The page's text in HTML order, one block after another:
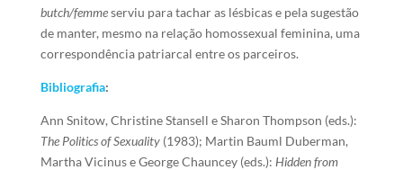
butch/femmeserviu para tachar as lésbicas e pela sugestão
de manter, mesmo na relação homossexual feminina, uma
correspondência patriarcal entre os parceiros.
Bibliografia:
Ann Snitow, Christine Stansell e Sharon Thompson (eds.):
The Politics of Sexuality (1983); Martin Bauml Duberman,
Martha Vicinus e George Chauncey (eds.): Hidden from